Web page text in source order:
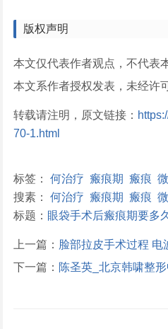
版权声明
本文仅代表作者观点，不代表
本文系作者授权发表，未经许
转载请注明，原文链接：
70-1.html
标签：何治疗 瘢痕期 瘢痕
搜素：何治疗 瘢痕期 瘢痕
标题： 眼袋手术后瘢痕期要多
上一篇： 脸部拉皮手术过程 电
下一篇： 陈圣英_北京韩啸整